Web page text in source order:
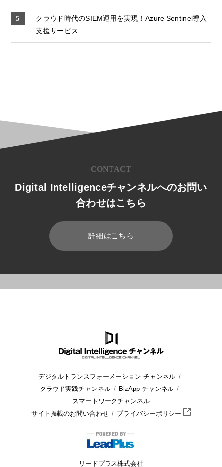
クラウド時代のSIEM運用を実現！Azure Sentinel導入
支援サービス
CONTACT
Digital Intelligenceチャンネルへのお問い
合わせはこちら
詳細はこちら
デジタルトランスフォーメーション チャンネル
クラウド実践チャンネル
BizApp チャンネル
スマートワークチャンネル
サイト掲載のお問い合わせ
プライバシーポリシー
リードプラス株式会社